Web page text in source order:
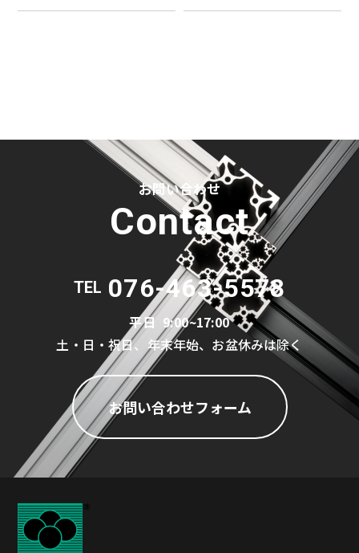
お問い合わせ
Contact
TEL 076-463-5578
平日 9:00~17:00
土・日・祝日、年末年始、お盆休みは除く
お問い合わせフォーム